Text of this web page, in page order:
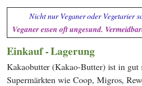
Nicht nur Veganer oder Vegetarier
Veganer essen oft ungesund.
Einkauf - Lagerung
Kakaobutter (Kakao-Butter) ist in gut
Supermärkten wieCoop, Migros,